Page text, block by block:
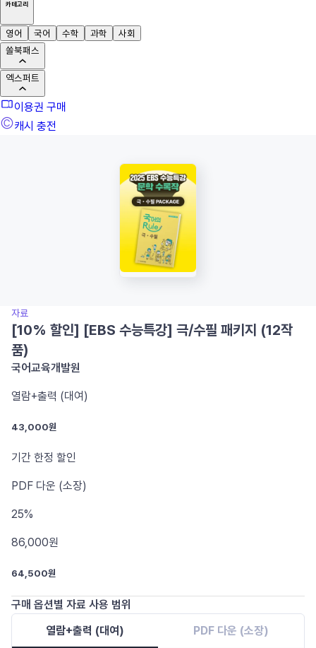
카테고리
영어 국어 수학 과학
사회
쏠북패스
엑스퍼트
이용권 구매
캐시 충전
자료
[10% 할인] [EBS 수능특강] 극/수필 패키지 (12작
품)
국어교육개발원
열람+출력 (대여)
43,000원
기간 한정 할인
PDF 다운 (소장)
25%
86,000원
64,500원
구매 옵션별 자료 사용 범위
열람+출력 (대여)
PDF 다운 (소장)